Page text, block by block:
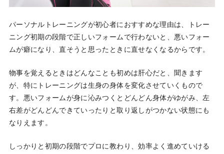
パーソナルトレーニングが初心者におすすめな理由は、トレー
ニング初期の段階で正しいフォームで行わないと、悪いフォー
ムが癖になり、直そうと思ったときに直せなくなるからです。
物事を覚えるときはどんなことも初めは肝心だと、聞きます
が、特にトレーニングは生身の身体を変化させていくもので
す。悪いフォームが身に沁みつくとどんどん身体がゆがみ、左
右差がどんどんできていったりと取り返しがつかない状態にも
なりえます。
しっかりと初期の段階でプロに教わり、効率よく進めていける